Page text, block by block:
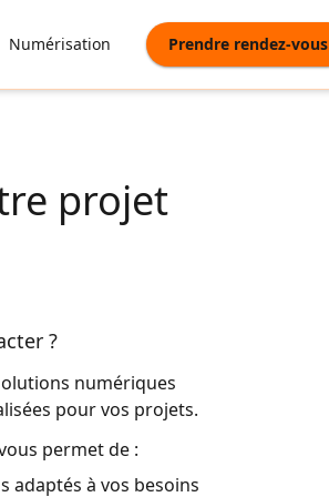
Numérisation Prendre rendez-vous
projet
?
numériques
pour vos projets.
permet de :
adaptés à vos besoins